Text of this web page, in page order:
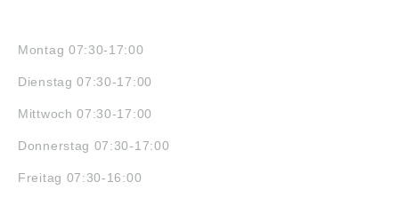
Montag 07:30-17:00
Dienstag 07:30-17:00
Mittwoch 07:30-17:00
Donnerstag 07:30-17:00
Freitag 07:30-16:00